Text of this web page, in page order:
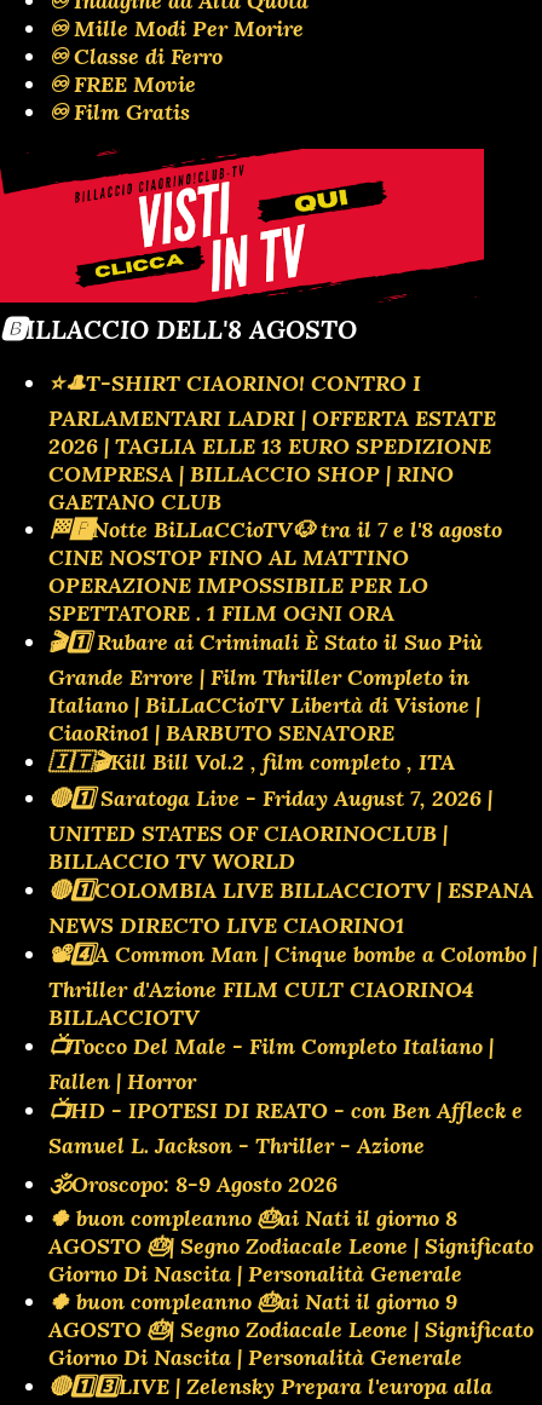
♾️ Mille Modi Per Morire
♾️ Classe di Ferro
♾️ FREE Movie
♾️ Film Gratis
🅱️ILLACCIO DELL'8 AGOSTO
⭐🎩T-SHIRT CIAORINO! CONTRO I
PARLAMENTARI LADRI | OFFERTA ESTATE
2026 | TAGLIA ELLE 13 EURO SPEDIZIONE
COMPRESA | BILLACCIO SHOP | RINO
GAETANO CLUB
🏁🅿️Notte BiLLaCCioTV🐶 tra il 7 e l'8 agosto
CINE NOSTOP FINO AL MATTINO
OPERAZIONE IMPOSSIBILE PER LO
SPETTATORE . 1 FILM OGNI ORA
🎬1️⃣ Rubare ai Criminali È Stato il Suo Più
Grande Errore | Film Thriller Completo in
Italiano | BiLLaCCioTV Libertà di Visione |
CiaoRino1 | BARBUTO SENATORE
🇮🇹🎬Kill Bill Vol.2 , film completo , ITA
🔴1️⃣ Saratoga Live - Friday August 7, 2026 |
UNITED STATES OF CIAORINOCLUB |
BILLACCIO TV WORLD
🔴1️⃣COLOMBIA LIVE BILLACCIOTV | ESPANA
NEWS DIRECTO LIVE CIAORINO1
📽️4️⃣A Common Man | Cinque bombe a Colombo |
Thriller d'Azione FILM CULT CIAORINO4
BILLACCIOTV
📺Tocco Del Male - Film Completo Italiano |
Fallen | Horror
📺HD - IPOTESI DI REATO - con Ben Affleck e
Samuel L. Jackson - Thriller - Azione
🕉Oroscopo: 8-9 Agosto 2026
🍀 buon compleanno 🎂ai Nati il giorno 8
AGOSTO 🎂| Segno Zodiacale Leone | Significato
Giorno Di Nascita | Personalità Generale
🍀 buon compleanno 🎂ai Nati il giorno 9
AGOSTO 🎂| Segno Zodiacale Leone | Significato
Giorno Di Nascita | Personalità Generale
🔴1️⃣3️⃣LIVE | Zelensky Prepara l'europa alla